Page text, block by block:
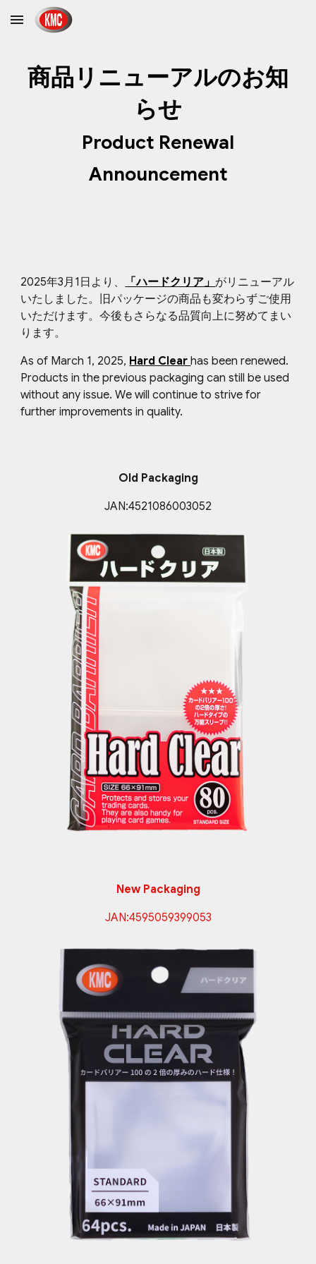
Skip to main content
商品リニューアルのお知
らせ
Product Renewal
Announcement
2025年3月1日より、 「ハードクリア」がリニューアル
いたしました。旧パッケージの商品も変わらずご使用
いただけます。今後もさらなる品質向上に努めてまい
ります。
As of March 1, 2025, Hard Clearhas been renewed.
Products in the previous packaging can still be used
without any issue. We will continue to strive for
further improvements in quality.
Old Packaging
JAN:4521086003052
New Packaging
JAN:4595059399053